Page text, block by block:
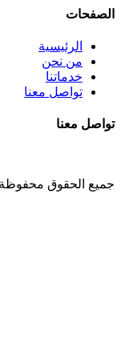
الصفحات
الرئيسية
من نحن
خدماتنا
تواصل معنا
تواصل معنا
جميع الحقوق